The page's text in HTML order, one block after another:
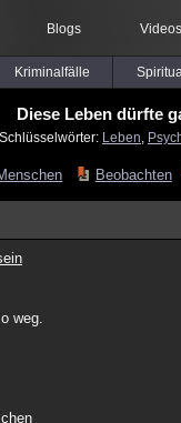
Blogs Videos
Kriminalfälle
Diese Leben dürfte
Schlüsselwörter: Leben
Beobachten
weg.